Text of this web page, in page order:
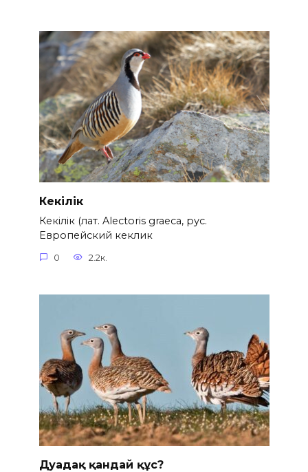
Кекілік
Кекілік (лат. Alectoris graeca, рус.
Европейский кеклик
0 2.2к.
Дуадақ қандай құс?